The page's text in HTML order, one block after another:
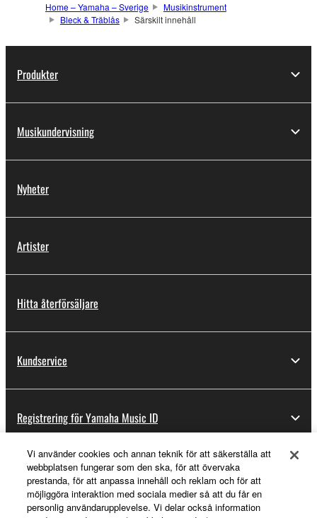
Home – Yamaha – Sverige
Musikinstrument
Bleck & Träblås
Särskilt innehåll
Produkter
Musikundervisning
Nyheter
Artister
Hitta återförsäljare
Kundservice
Registrering för Yamaha Music ID
Om Yamaha
Vi använder cookies och annan teknik för att säkerställa att
webbplatsen fungerar som den ska, för att övervaka
prestanda, för att anpassa innehåll och reklam och för att
möjliggöra interaktion med sociala medier så att du får en
personlig användarupplevelse. Vi delar också information